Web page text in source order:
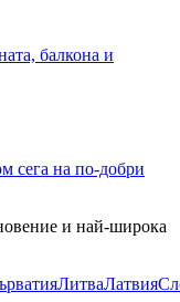
балкона и
сега на по-добри
и най-широка
ЛитваЛатвия